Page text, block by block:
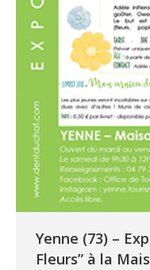
Yenne (73) –
Fleurs” à la